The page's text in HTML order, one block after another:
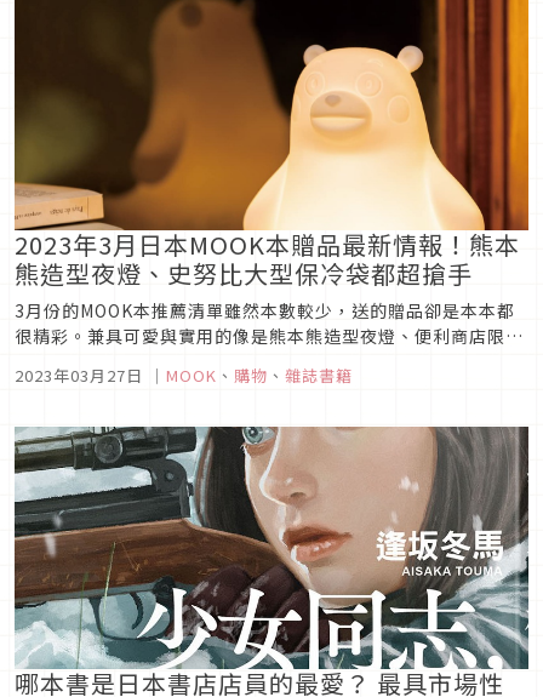
2023年3月日本MOOK本贈品最新情報！熊本
熊造型夜燈、史努比大型保冷袋都超搶手
3月份的MOOK本推薦清單雖然本數較少，送的贈品卻是本本都
很精彩。兼具可愛與實用的像是熊本熊造型夜燈、便利商店限定
型保冷袋也是得搶著預購才行。另外還外加兩款時髦流行的隨身
下訂囉！
2023年03月27日 ｜ MOOK 、 購物 、 雜誌書籍
哪本書是日本書店店員的最愛？ 最具市場性